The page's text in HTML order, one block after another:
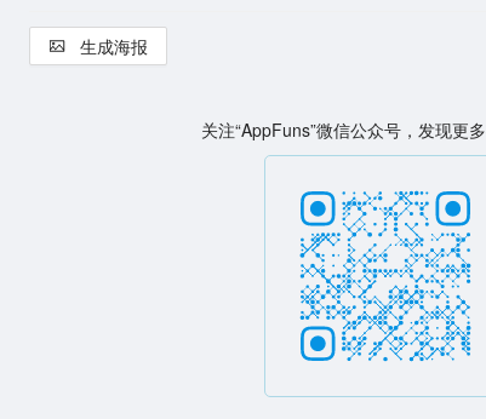
生成海报
关注“AppFuns”微信公众号，发现更